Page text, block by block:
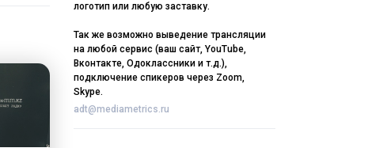
логотип или любую заставку.
Так же возможно выведение трансляции
на любой сервис (ваш сайт, YouTube,
Вконтакте, Одоклассники и т.д.),
подключение спикеров через Zoom,
Skype.
adt@mediametrics.ru